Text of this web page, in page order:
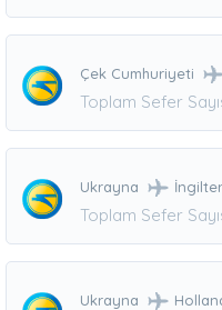
Çek Cumhuriyeti
Toplam Sefer
Ukrayna
Toplam Sefer
Ukrayna